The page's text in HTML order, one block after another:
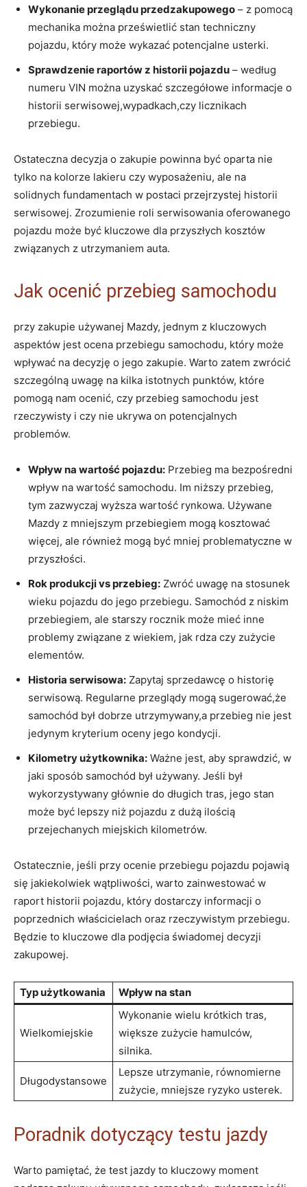
Wykonanie przeglądu przedzakupowego – z pomocą
mechanika można prześwietlić stan techniczny
pojazdu, który może wykazać potencjalne usterki.
Sprawdzenie raportów z historii pojazdu – według
numeru VIN można uzyskać szczegółowe informacje o
historii serwisowej,wypadkach,czy licznikach
przebiegu.
Ostateczna decyzja o zakupie powinna być oparta nie
tylko na kolorze lakieru czy wyposażeniu, ale na
solidnych fundamentach w postaci przejrzystej historii
serwisowej. Zrozumienie roli serwisowania oferowanego
pojazdu może być kluczowe dla przyszłych kosztów
związanych z utrzymaniem auta.
Jak ocenić przebieg samochodu
przy zakupie używanej Mazdy, jednym z kluczowych
aspektów jest ocena przebiegu samochodu, który może
wpływać na decyzję o jego zakupie. Warto zatem zwrócić
szczególną uwagę na kilka istotnych punktów, które
pomogą nam ocenić, czy przebieg samochodu jest
rzeczywisty i czy nie ukrywa on potencjalnych
problemów.
Wpływ na wartość pojazdu: Przebieg ma bezpośredni
wpływ na wartość samochodu. Im niższy przebieg,
tym zazwyczaj wyższa wartość rynkowa. Używane
Mazdy z mniejszym przebiegiem mogą kosztować
więcej, ale również mogą być mniej problematyczne w
przyszłości.
Rok produkcji vs przebieg: Zwróć uwagę na stosunek
wieku pojazdu do jego przebiegu. Samochód z niskim
przebiegiem, ale starszy rocznik może mieć inne
problemy związane z wiekiem, jak rdza czy zużycie
elementów.
Historia serwisowa: Zapytaj sprzedawcę o historię
serwisową. Regularne przeglądy mogą sugerować,że
samochód był dobrze utrzymywany,a przebieg nie jest
jedynym kryterium oceny jego kondycji.
Kilometry użytkownika: Ważne jest, aby sprawdzić, w
jaki sposób samochód był używany. Jeśli był
wykorzystywany głównie do długich tras, jego stan
może być lepszy niż pojazdu z dużą ilością
przejechanych miejskich kilometrów.
Ostatecznie, jeśli przy ocenie przebiegu pojazdu pojawią
się jakiekolwiek wątpliwości, warto zainwestować w
raport historii pojazdu, który dostarczy informacji o
poprzednich właścicielach oraz rzeczywistym przebiegu.
Będzie to kluczowe dla podjęcia świadomej decyzji
zakupowej.
Typ użytkowania Wpływ na stan
Wielkomiejskie
Wykonanie wielu krótkich tras,
większe zużycie hamulców,
silnika.
Długodystansowe
Lepsze utrzymanie, równomierne
zużycie, mniejsze ryzyko usterek.
Poradnik dotyczący testu jazdy
Warto pamiętać, że test jazdy to kluczowy moment